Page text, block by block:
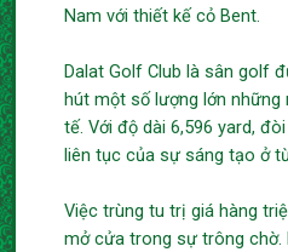
Nam với thiết kế cỏ Bent.
Dalat Golf Club là sân golf
hút một số lượng lớn
tế. Với độ dài 6,596 yard,
liên tục của sự sáng tạo ở
Việc trùng tu trị giá hàng
mở cửa trong sự trông chờ.